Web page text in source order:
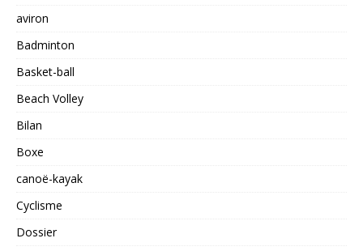
aviron
Badminton
Basket-ball
Beach Volley
Bilan
Boxe
canoë-kayak
Cyclisme
Dossier